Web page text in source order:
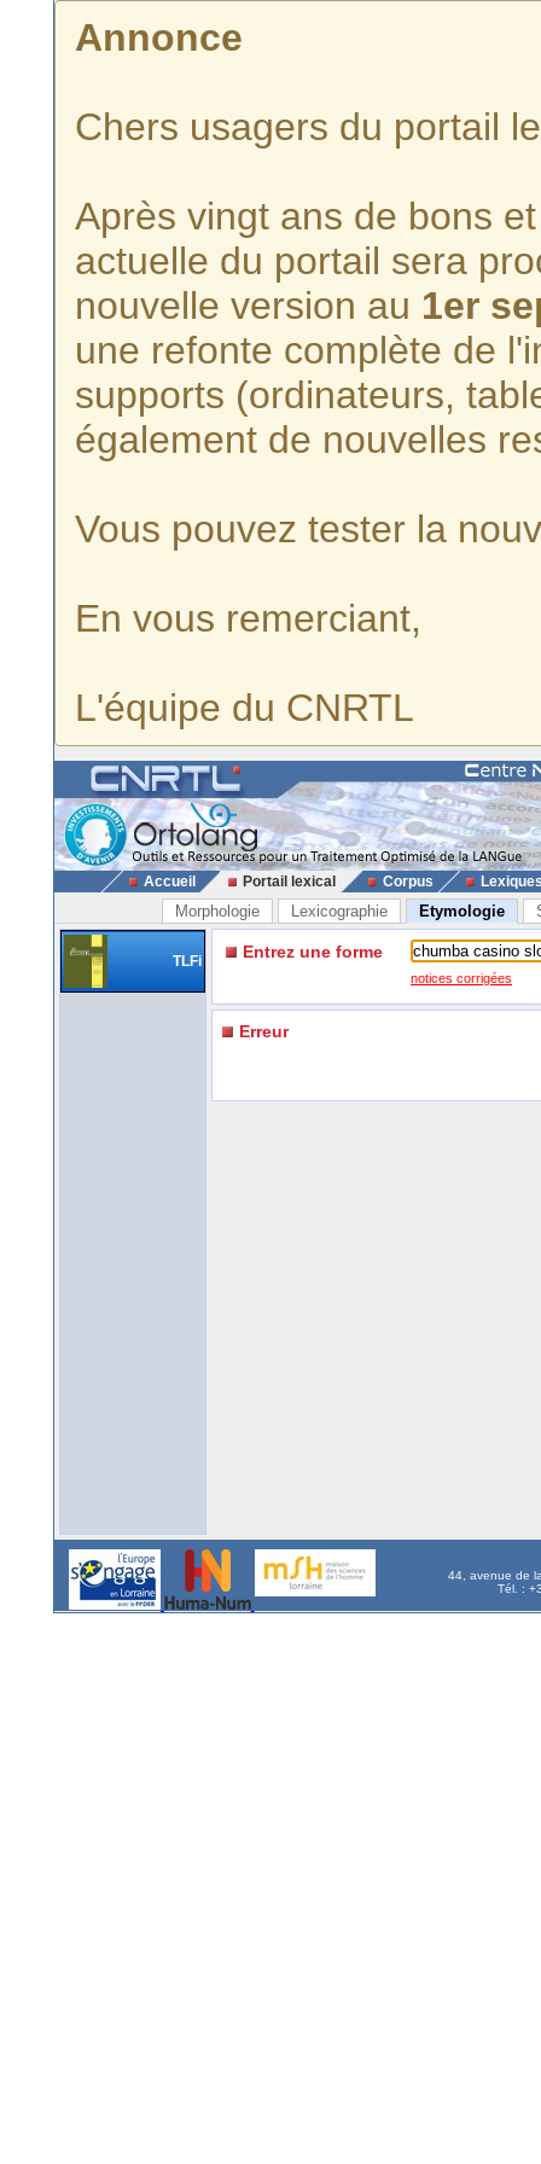
Annonce
Chers usagers du portail
Après vingt ans de bons
actuelle du portail sera
nouvelle version au 1er
une refonte complète de
supports (ordinateurs,
également de nouvelles
Vous pouvez tester la
En vous remerciant,
L'équipe du CNRTL
Accueil Portail lexical Corpus
Morphologie Lexicographie Etymologie
TLFi Entrez une forme
notices corrigées
Erreur
44, avenue de
Tél. :